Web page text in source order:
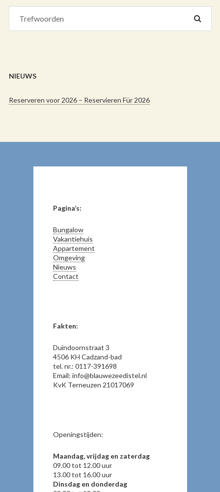
NIEUWS
Reserveren voor 2026 – Reservieren Für 2026
Pagina’s:
Bungalow
Vakantiehuis
Appartement
Omgeving
Nieuws
Contact
Fakten:
Duindoornstraat 3
4506 KH Cadzand-bad
tel. nr.: 0117-391698
Email: info@blauwezeedistel.nl
KvK Terneuzen 21017069
Openingstijden:
Maandag, vrijdag en zaterdag
09.00 tot 12.00 uur
13.00 tot 16.00 uur
Dinsdag en donderdag